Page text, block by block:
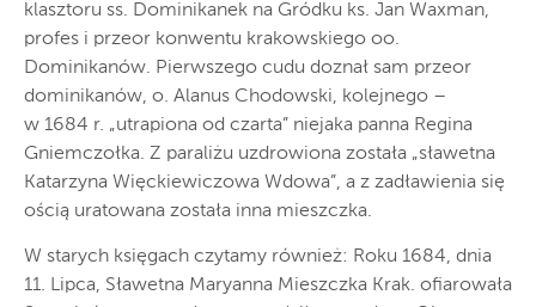
klasztoru ss. Dominikanek na Gródku ks. Jan Waxman,
profes i przeor konwentu krakowskiego oo.
Dominikanów. Pierwszego cudu doznał sam przeor
dominikanów, o. Alanus Chodowski, kolejnego –
w 1684 r. „utrapiona od czarta” niejaka panna Regina
Gniemczołka. Z paraliżu uzdrowiona została „sławetna
Katarzyna Więckiewiczowa Wdowa”, a z zadławienia się
ością uratowana została inna mieszczka.
W starych księgach czytamy również: Roku 1684, dnia
11. Lipca, Sławetna Maryanna Mieszczka Krak. ofiarowała